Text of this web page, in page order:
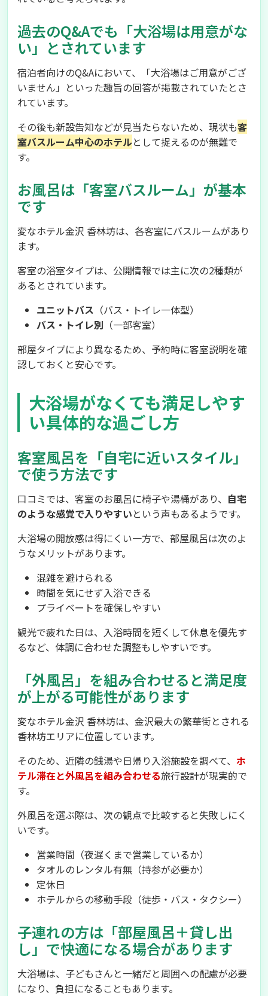
過去のQ&Aでも「大浴場は用意がな
い」とされています
宿泊者向けのQ&Aにおいて、「大浴場はご用意がござ
いません」といった趣旨の回答が掲載されていたとさ
れています。
その後も新設告知などが見当たらないため、現状も客
室バスルーム中心のホテルとして捉えるのが無難で
す。
お風呂は「客室バスルーム」が基本
です
変なホテル金沢 香林坊は、各客室にバスルームがあり
ます。
客室の浴室タイプは、公開情報では主に次の2種類が
あるとされています。
ユニットバス （バス・トイレ一体型）
バス・トイレ別 （一部客室）
部屋タイプにより異なるため、予約時に客室説明を確
認しておくと安心です。
大浴場がなくても満足しやす
い具体的な過ごし方
客室風呂を「自宅に近いスタイル」
で使う方法です
口コミでは、客室のお風呂に椅子や湯桶があり、 自宅
のような感覚で入りやすいという声もあるようです。
大浴場の開放感は得にくい一方で、部屋風呂は次のよ
うなメリットがあります。
混雑を避けられる
時間を気にせず入浴できる
プライベートを確保しやすい
観光で疲れた日は、入浴時間を短くして休息を優先す
るなど、体調に合わせた調整もしやすいです。
「外風呂」を組み合わせると満足度
が上がる可能性があります
変なホテル金沢 香林坊は、金沢最大の繁華街とされる
香林坊エリアに位置しています。
そのため、近隣の銭湯や日帰り入浴施設を調べて、 ホ
テル滞在と外風呂を組み合わせる旅行設計が現実的で
す。
外風呂を選ぶ際は、次の観点で比較すると失敗しにく
いです。
営業時間（夜遅くまで営業しているか）
タオルのレンタル有無（持参が必要か）
定休日
ホテルからの移動手段（徒歩・バス・タクシー）
子連れの方は「部屋風呂＋貸し出
し」で快適になる場合があります
大浴場は、子どもさんと一緒だと周囲への配慮が必要
になり、負担になることもあります。